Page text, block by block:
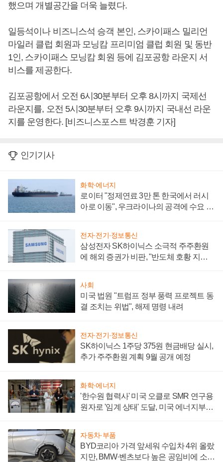
했으며 개별공간을 더욱 늘렸다.
일등석이나 비즈니스석 승객 본인, 스카이패스 밀리언
마일러 클럽 회원과 모닝캄 프리미엄 클럽 회원 및 동반
1인, 스카이패스 모닝캄 회원 등에 김포공항 라운지 서
비스를 제공한다.
김포공항에서 오전 6시30분부터 오후 8시까지 국제선
라운지를, 오전 5시30분부터 오후 9시까지 국내선 라운
지를 운영한다. [비즈니스포스트 박경훈 기자]
인기기사
화학·에너지
로이터 "정제연료 3만 톤 한국에서 러시
아로 이동", 우크라이나의 공격에 수요 늘
전자·전기·정보통신
삼성전자 SK하이닉스 소극적 주주환원
에 해외 증권가 비판, "반도체 호황 지속
사회
미국 법원 "트럼프 정부 풍력 프로젝트 동
결 조치는 위법", 해제 명령 내려
전자·전기·정보통신
SK하이닉스 1주당 375원 현금배당 실시,
추가 주주환원 계획 9월 공개 예정
화학·에너지
'한수원 협력사' 미국 오클로 SMR 연구용
원자로 '임계 상태' 도달, 미국 에너지부
자동차·부품
BYD코리아 가격 앞세워 수입차 4위 올랐
지만, BMW·벤츠보다 높은 공임비에 소비